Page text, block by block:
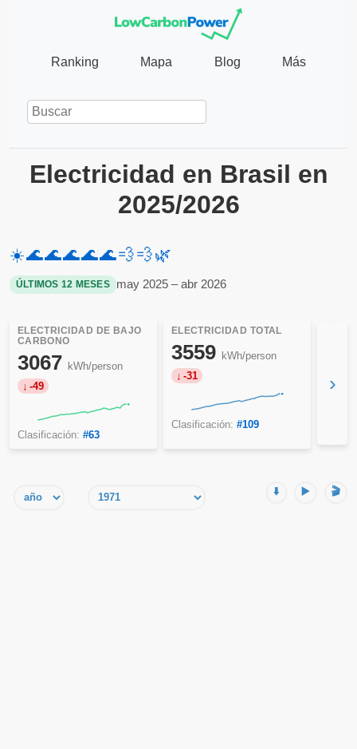
Ranking Mapa Blog Más
Electricidad en Brasil en
2025/2026
☀️🌊🌊🌊🌊🌊💨💨🌿
ÚLTIMOS 12 MESES may 2025 – abr 2026
ELECTRICIDAD DE BAJO
CARBONO
3067 kWh/person
-49
Clasificación: #63
ELECTRICIDAD TOTAL
3559 kWh/person
-31
Clasificación: #109
›
⬇️ ▶️ 🎬